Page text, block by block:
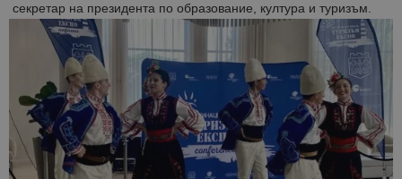
секретар на президента по образование, култура и туризъм.